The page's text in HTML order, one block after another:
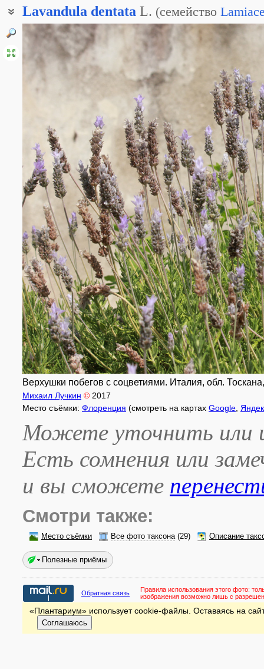
Lavandula dentata L. (семейство
Верхушки побегов с соцветиями. Италия, обл.
Михаил Лучкин © 2017
Место съёмки: Флоренция (смотреть на картах Google
Можете уточнить или
Есть сомнения или
и вы сможете
Смотри также:
Место съёмки Все фото таксона(29) Описание
Полезные приёмы
Обратная связь Правила использования этого фото:
изображения возможно лишь с
«Плантариум» использует cookie-файлы. Оставаясь на
Соглашаюсь